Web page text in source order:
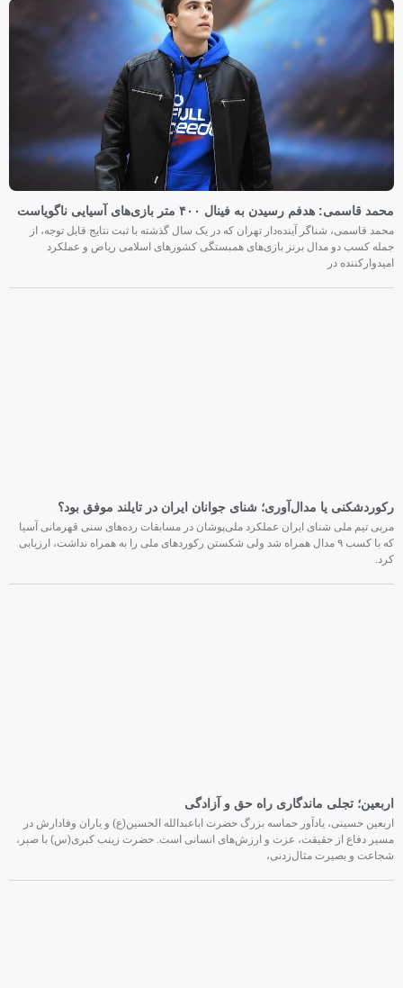
محمد قاسمی: هدفم رسیدن به فینال ۴۰۰ متر بازی‌های آسیایی ناگویاست
محمد قاسمی، شناگر آینده‌دار تهران که در یک سال گذشته با ثبت نتایج قابل توجه، از
جمله کسب دو مدال برنز بازی‌های همبستگی کشورهای اسلامی ریاض و عملکرد
امیدوارکننده در
رکوردشکنی یا مدال‌آوری؛ شنای جوانان ایران در تایلند موفق بود؟
مربی تیم ملی شنای ایران عملکرد ملی‌پوشان در مسابقات رده‌های سنی قهرمانی آسیا
که با کسب ۹ مدال همراه شد ولی شکستن رکوردهای ملی را به همراه نداشت، ارزیابی
کرد.
اربعین؛ تجلی ماندگاری راه حق و آزادگی
اربعین حسینی، یادآور حماسه بزرگ حضرت اباعبدالله الحسین(ع) و یاران وفادارش در
مسیر دفاع از حقیقت، عزت و ارزش‌های انسانی است. حضرت زینب کبری(س) با صبر،
شجاعت و بصیرت مثال‌زدنی،